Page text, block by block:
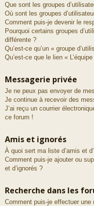
Que sont les groupes
Où sont les groupes
Comment puis-je devenir le
Pourquoi certains groupes
différente ?
Qu’est-ce qu’un « groupe
Qu’est-ce que le lien «
Messagerie privée
Je ne peux pas envoyer de
Je continue à recevoir des
J’ai reçu un courrier
ce forum !
Amis et ignorés
À quoi sert ma liste d’amis et
Comment puis-je ajouter ou
et d’ignorés ?
Recherche dans les
Comment puis-je effectuer